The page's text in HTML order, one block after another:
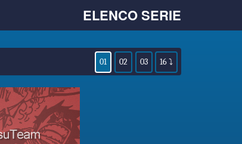
ELENCO SERIE
01 02 03 16 ⤵